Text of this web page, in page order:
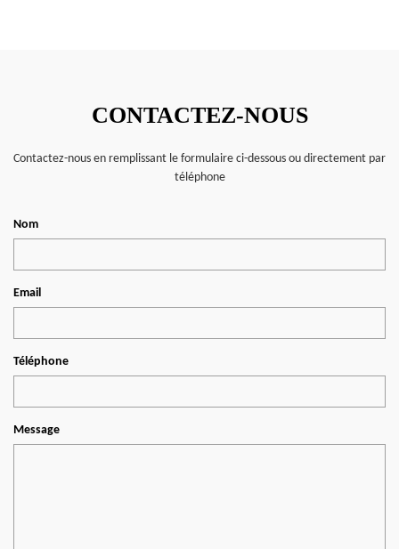
CONTACTEZ-NOUS
Contactez-nous en remplissant le formulaire ci-dessous ou directement par
téléphone
Nom
Email
Téléphone
Message